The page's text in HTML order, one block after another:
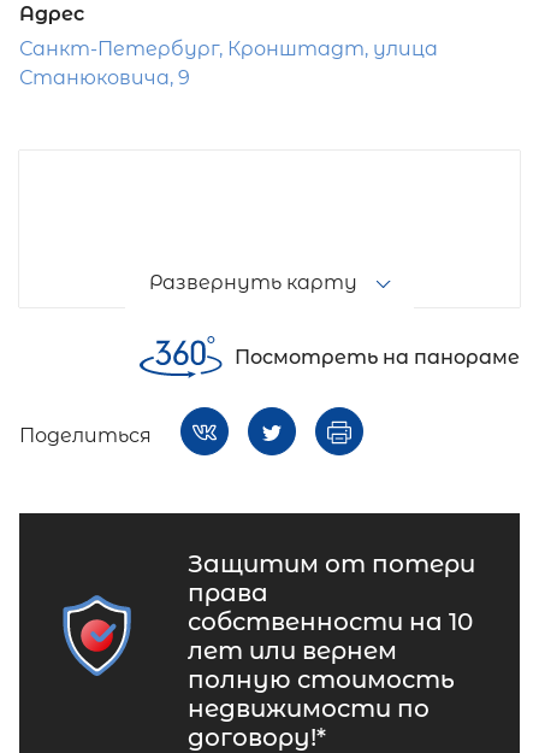
Адрес
Санкт-Петербург, Кронштадт, улица
Станюковича, 9
Развернуть карту
Посмотреть на панораме
Поделиться
Защитим от потери
права
собственности на 10
лет или вернем
полную стоимость
недвижимости по
договору!*